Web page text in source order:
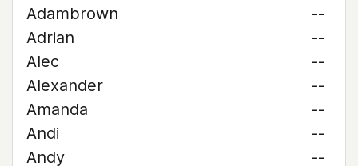
Adambrown
--
Adrian
--
Alec
--
Alexander
--
Amanda
--
Andi
--
Andy
--